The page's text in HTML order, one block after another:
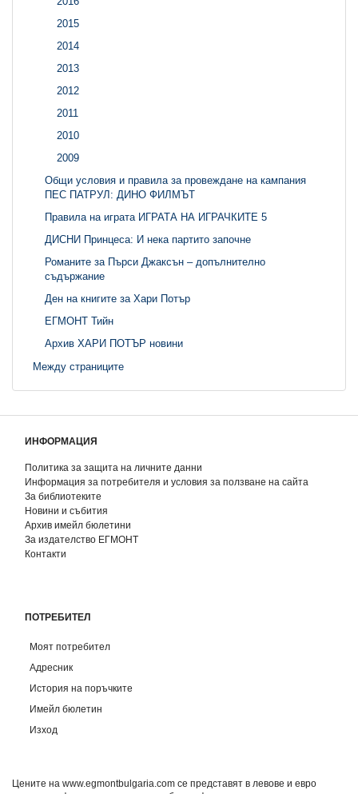
2015
2014
2013
2012
2011
2010
2009
Общи условия и правила за провеждане на кампания
ПЕС ПАТРУЛ: ДИНО ФИЛМЪТ
Правила на играта ИГРАТА НА ИГРАЧКИТЕ 5
ДИСНИ Принцеса: И нека партито започне
Романите за Пърси Джаксън – допълнително
съдържание
Ден на книгите за Хари Потър
ЕГМОНТ Тийн
Архив ХАРИ ПОТЪР новини
Между страниците
ИНФОРМАЦИЯ
Политика за защита на личните данни
Информация за потребителя и условия за ползване на сайта
За библиотеките
Новини и събития
Архив имейл бюлетини
За издателство ЕГМОНТ
Контакти
ПОТРЕБИТЕЛ
Моят потребител
Адресник
История на поръчките
Имейл бюлетин
Изход
Цените на www.egmontbulgaria.com се представят в левове и евро